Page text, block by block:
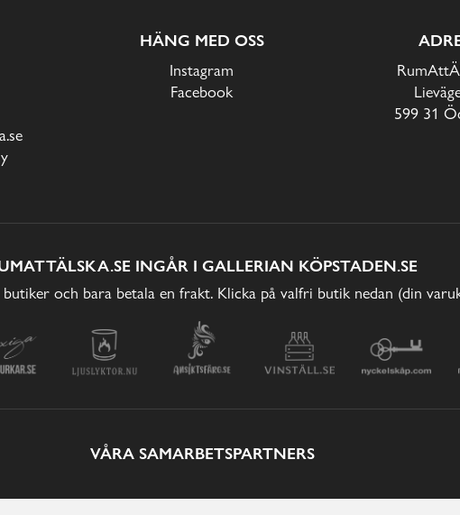
HÄNG MED OSS
Instagram
Facebook
599 31
INGÅR I GALLERIAN KÖPSTADEN.SE
och bara betala en frakt. Klicka på valfri butik nedan (din
VÅRA SAMARBETSPARTNERS